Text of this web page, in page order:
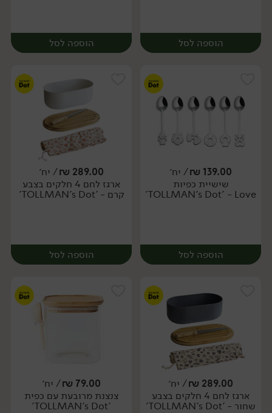
הוספה לסל
יח׳
הוספה לסל
יח׳
139.00
₪/ יח׳
שישיית כפיות
TOLLMAN's Dot' - Love'
הוספה לסל
יח׳
289.00
₪/ יח׳
ארגז לחם 4 חלקים בצבע
קרם - 'TOLLMAN's Dot'
הוספה לסל
יח׳
289.00
₪/ יח׳
ארגז לחם 4 חלקים בצבע
שחור - 'TOLLMAN's Dot'
79.00
₪/ יח׳
צנצנת מרובעת עם כפית
'TOLLMAN's Dot'